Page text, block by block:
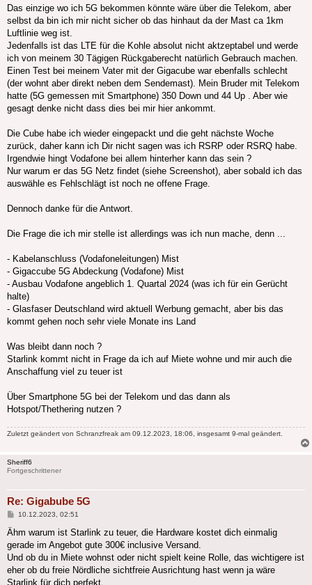
Das einzige wo ich 5G bekommen könnte wäre über die Telekom, aber
selbst da bin ich mir nicht sicher ob das hinhaut da der Mast ca 1km
Luftlinie weg ist.
Jedenfalls ist das LTE für die Kohle absolut nicht aktzeptabel und werde
ich von meinem 30 Tägigen Rückgaberecht natürlich Gebrauch machen.
Einen Test bei meinem Vater mit der Gigacube war ebenfalls schlecht
(der wohnt aber direkt neben dem Sendemast). Mein Bruder mit Telekom
hatte (5G gemessen mit Smartphone) 350 Down und 44 Up . Aber wie
gesagt denke nicht dass dies bei mir hier ankommt.
Die Cube habe ich wieder eingepackt und die geht nächste Woche
zurück, daher kann ich Dir nicht sagen was ich RSRP oder RSRQ habe.
Irgendwie hingt Vodafone bei allem hinterher kann das sein ?
Nur warum er das 5G Netz findet (siehe Screenshot), aber sobald ich das
auswähle es Fehlschlägt ist noch ne offene Frage.
Dennoch danke für die Antwort.
Die Frage die ich mir stelle ist allerdings was ich nun mache, denn ...
- Kabelanschluss (Vodafoneleitungen) Mist
- Gigaccube 5G Abdeckung (Vodafone) Mist
- Ausbau Vodafone angeblich 1. Quartal 2024 (was ich für ein Gerücht
halte)
- Glasfaser Deutschland wird aktuell Werbung gemacht, aber bis das
kommt gehen noch sehr viele Monate ins Land
Was bleibt dann noch ?
Starlink kommt nicht in Frage da ich auf Miete wohne und mir auch die
Anschaffung viel zu teuer ist
Über Smartphone 5G bei der Telekom und das dann als
Hotspot/Thethering nutzen ?
Zuletzt geändert von Schranzfreak am 09.12.2023, 18:06, insgesamt 9-mal geändert.
Sheriff6
Fortgeschrittener
Re: Gigabube 5G
Beitrag
10.12.2023, 02:51
Ähm warum ist Starlink zu teuer, die Hardware kostet dich einmalig
gerade im Angebot gute 300€ inclusive Versand.
Und ob du in Miete wohnst oder nicht spielt keine Rolle, das wichtigere ist
eher ob du freie Nördliche sichtfreie Ausrichtung hast wenn ja wäre
Starlink für dich perfekt.